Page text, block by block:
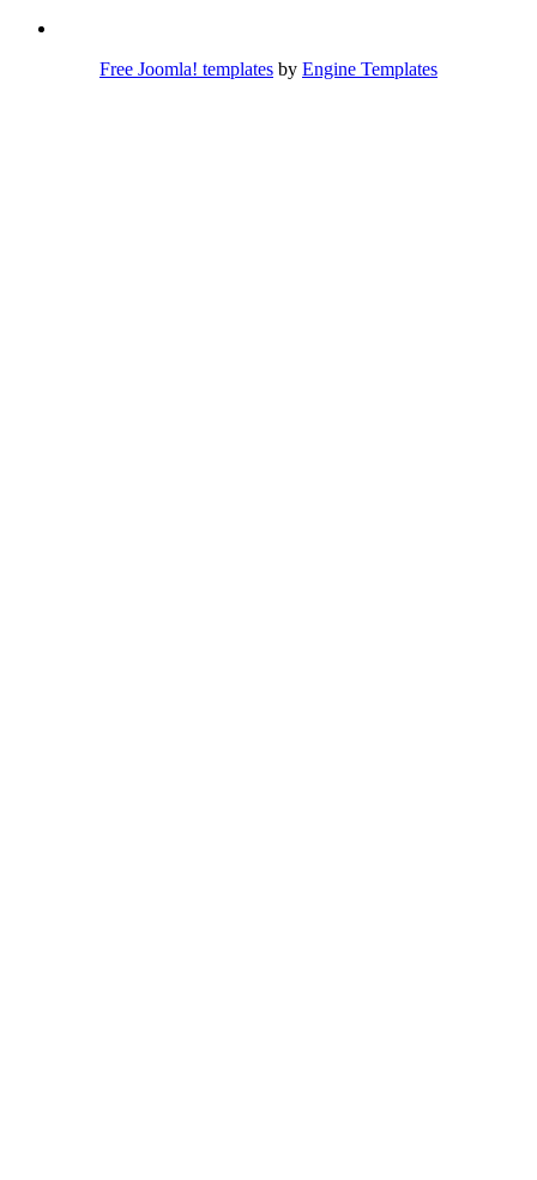
Free Joomla! templates by Engine Templates